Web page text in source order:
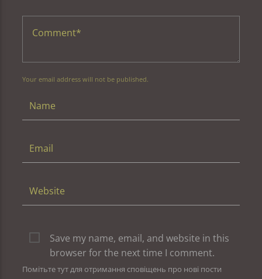
Your email address will not be published.
Save my name, email, and website in this
browser for the next time I comment.
Помітьте тут для отримання сповіщень про нові пости